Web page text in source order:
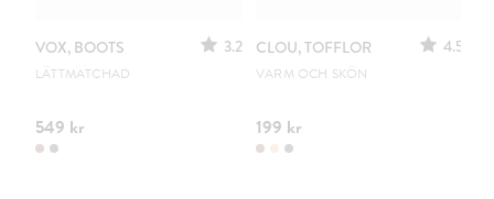
VOX, BOOTS 3.2
LÄTTMATCHAD
549 kr
CLOU, TOFFLOR 4.5
VARM OCH SKÖN
199 kr